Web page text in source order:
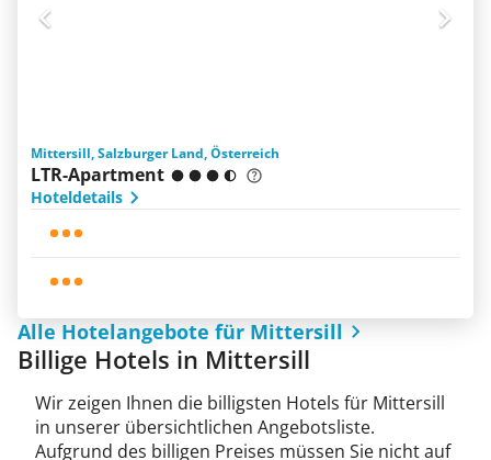
Mittersill, Salzburger Land, Österreich
LTR-Apartment
Hoteldetails
Alle Hotelangebote für Mittersill
Billige Hotels in Mittersill
Wir zeigen Ihnen die billigsten Hotels für Mittersill
in unserer übersichtlichen Angebotsliste.
Aufgrund des billigen Preises müssen Sie nicht auf